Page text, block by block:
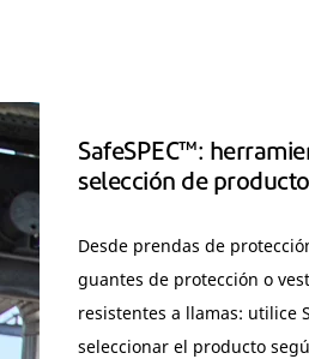
SafeSPEC™:
selección de
Desde prendas de
guantes de protección o
resistentes a llamas: utilice
seleccionar el producto